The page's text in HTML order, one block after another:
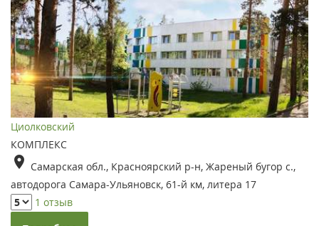
Циолковский
КОМПЛЕКС
Самарская обл., Красноярский р-н, Жареный бугор с.,
автодорога Самара-Ульяновск, 61-й км, литера 17
1 отзыв